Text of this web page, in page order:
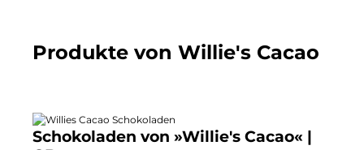
Produkte von Willie's Cacao
Schokoladen von »Willie's Cacao« |